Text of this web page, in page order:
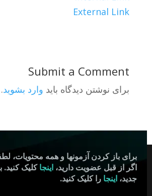
External Link
Submit a Comment
برای نوشتن دیدگاه باید وارد بشوید.
All Rights Preserved,
برای باز کردن آزمونها و همه محتویات،
اگر از قبل عضویت دارید، اینجاکلیک
جدید، اینجا را کلیک کنید.